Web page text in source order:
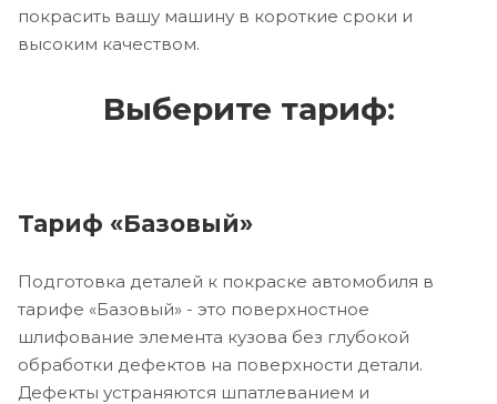
покрасить вашу машину в короткие сроки и
высоким качеством.
Выберите тариф:
Тариф «Базовый»
Подготовка деталей к покраске автомобиля в
тарифе «Базовый» - это поверхностное
шлифование элемента кузова без глубокой
обработки дефектов на поверхности детали.
Дефекты устраняются шпатлеванием и